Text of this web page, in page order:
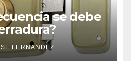
se debe
FERNANDEZ